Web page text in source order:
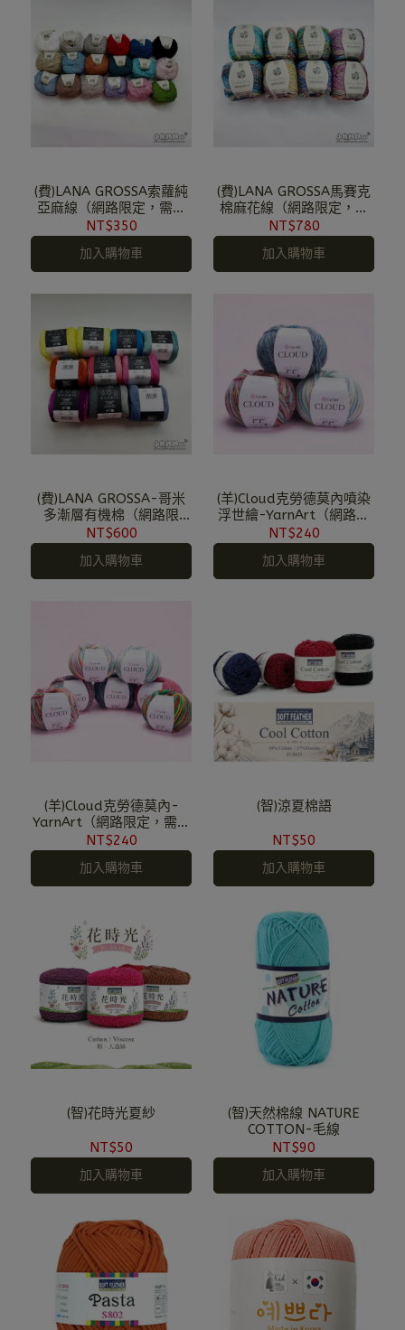
(費)LANA GROSSA索蘿純
亞麻線（網路限定，需預
購）
NT$350
加入購物車
(費)LANA GROSSA馬賽克
棉麻花線（網路限定，需
預購）
NT$780
加入購物車
(費)LANA GROSSA-哥米
多漸層有機棉（網路限
定，需預購）
NT$600
加入購物車
(羊)Cloud克勞德莫內噴染
浮世繪-YarnArt（網路限
定，需預購）
NT$240
加入購物車
(羊)Cloud克勞德莫內-
YarnArt（網路限定，需預
購）
NT$240
加入購物車
(智)涼夏棉語
NT$50
加入購物車
(智)花時光夏紗
NT$50
加入購物車
(智)天然棉線 NATURE
COTTON-毛線
NT$90
加入購物車